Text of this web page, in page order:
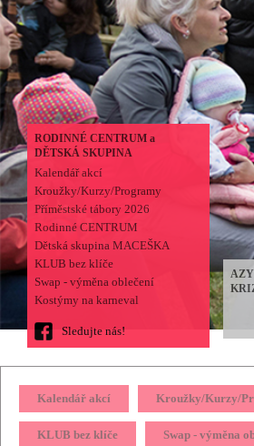
RODINNÉ CENTRUM a
DĚTSKÁ SKUPINA
Kalendář akcí
Kroužky/Kurzy/Programy
Příměstské tábory 2026
Rodinné CENTRUM
Dětská skupina MACEŠKA
KLUB bez klíče
Swap - výměna oblečení
Kostýmy na karneval
Sledujte nás!
Kalendář akcí Kroužky/Kurzy/
KLUB bez klíče Swap - výměna